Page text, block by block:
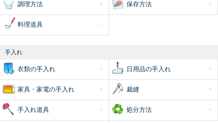
調理方法 保存方法
料理道具
手入れ
衣類の手入れ 日用品の手入れ
家具・家電の手入れ 裁縫
手入れ道具 処分方法